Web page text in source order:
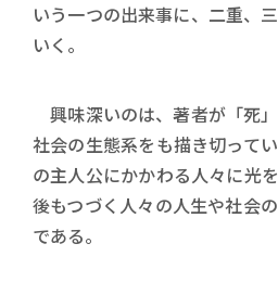
いう一つの出来事に、二重、
いく。
興味深いのは、著者が「死
社会の生態系をも描き切って
の主人公にかかわる人々に光
後もつづく人々の人生や社会
である。